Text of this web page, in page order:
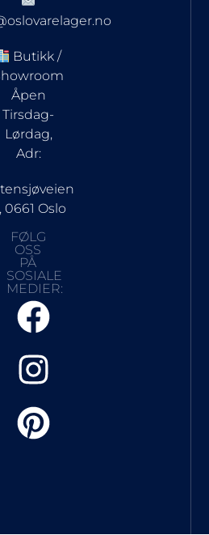
Butikk /
Åpen
Tirsdag-
Lørdag,
Adr:
0661 Oslo
FØLG
OSS
PÅ
SOSIALE
MEDIER: